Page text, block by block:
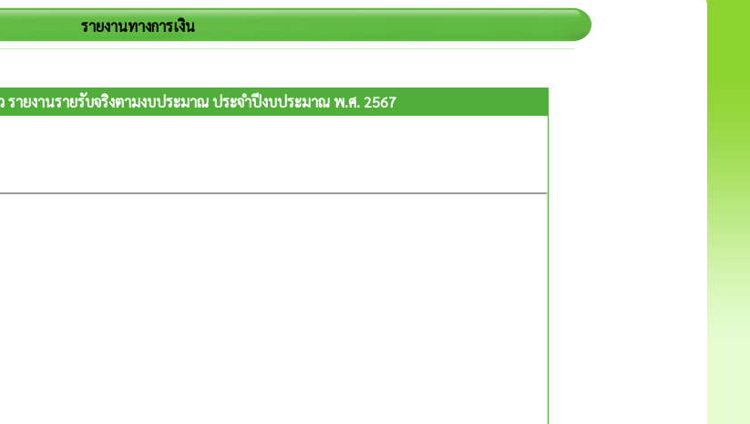
รายงานทางการเงิน
รายงานรายรับจริงตามงบประมาณ ประจำปีงบประมาณ พ.ศ. 2567